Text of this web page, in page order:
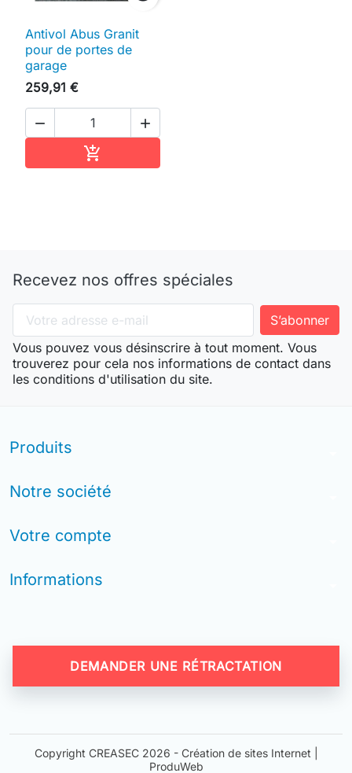
Antivol Abus Granit
pour de portes de
garage
259,91 €
 

Recevez nos offres spéciales
Vous pouvez vous désinscrire à tout moment. Vous
trouverez pour cela nos informations de contact dans
les conditions d'utilisation du site.
Produits
Notre société
Votre compte
Informations
DEMANDER UNE RÉTRACTATION
Copyright CREASEC 2026 - Création de sites Internet |
ProduWeb